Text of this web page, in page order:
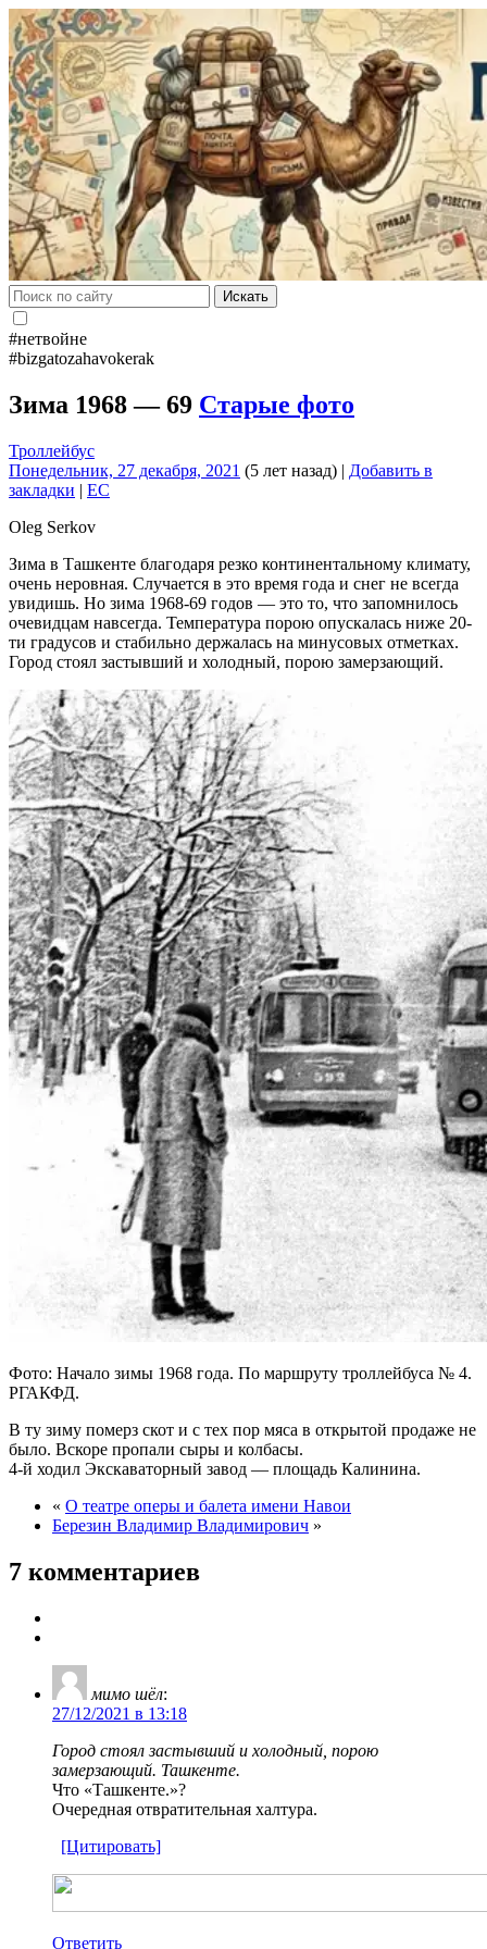
Искать
#нетвойне
#bizgatozahavokerak
Зима 1968 — 69 Старые фото
Троллейбус
Понедельник, 27 декабря, 2021 (5 лет назад) | Добавить в
закладки | EC
Oleg Serkov
Зима в Ташкенте благодаря резко континентальному климату,
очень неровная. Случается в это время года и снег не всегда
увидишь. Но зима 1968-69 годов — это то, что запомнилось
очевидцам навсегда. Температура порою опускалась ниже 20-
ти градусов и стабильно держалась на минусовых отметках.
Город стоял застывший и холодный, порою замерзающий.
Фото: Начало зимы 1968 года. По маршруту троллейбуса № 4.
РГАКФД.
В ту зиму померз скот и с тех пор мяса в открытой продаже не
было. Вскоре пропали сыры и колбасы.
4-й ходил Экскаваторный завод — площадь Калинина.
« О театре оперы и балета имени Навои
Березин Владимир Владимирович »
7 комментариев
мимо шёл:
27/12/2021 в 13:18
Город стоял застывший и холодный, порою
замерзающий. Ташкенте.
Что «Ташкенте.»?
Очередная отвратительная халтура.
[Цитировать]
Ответить